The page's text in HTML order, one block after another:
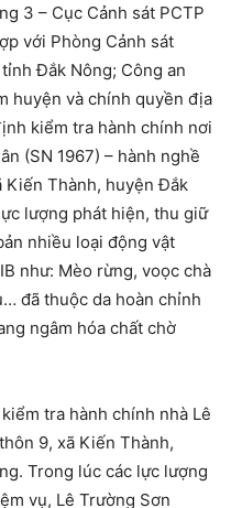
3 – Cục Cảnh sát PCTP
với Phòng Cảnh sát
Đắk Nông; Công an
huyện và chính quyền địa
kiểm tra hành chính nơi
(SN 1967) – hành nghề
Kiến Thành, huyện Đắk
lượng phát hiện, thu giữ
nhiều loại động vật
như: Mèo rừng, voọc chà
đã thuộc da hoàn chỉnh
ngâm hóa chất chờ
tra hành chính nhà Lê
9, xã Kiến Thành,
Trong lúc các lực lượng
vụ, Lê Trường Sơn